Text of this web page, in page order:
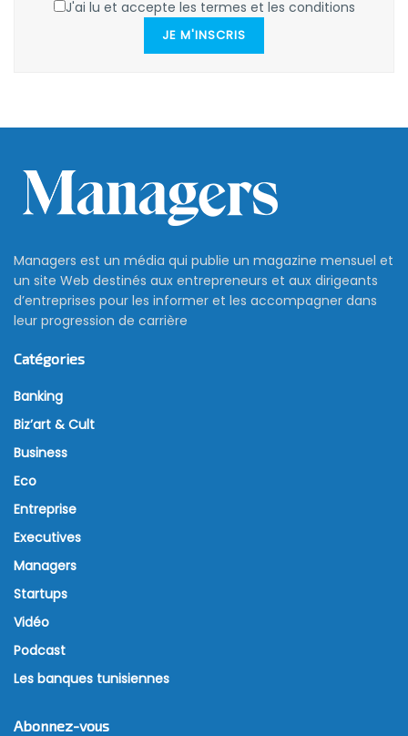
J'ai lu et accepte les termes et les conditions
JE M'INSCRIS
Managers est un média qui publie un magazine mensuel et
un site Web destinés aux entrepreneurs et aux dirigeants
d’entreprises pour les informer et les accompagner dans
leur progression de carrière
Catégories
Banking
Biz’art & Cult
Business
Eco
Entreprise
Executives
Managers
Startups
Vidéo
Podcast
Les banques tunisiennes
Abonnez-vous